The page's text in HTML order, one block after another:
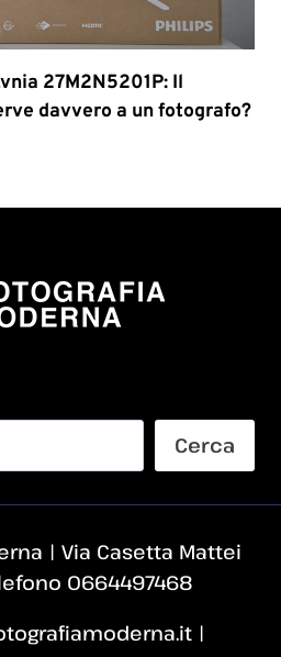
27M2N5201P: Il
davvero a un fotografo?
Cerca
| Via Casetta Mattei
0664497468
|